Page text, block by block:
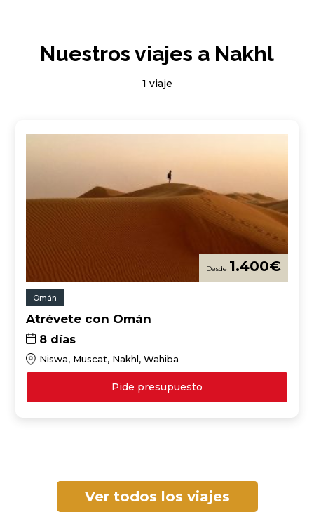
Nuestros viajes a Nakhl
1 viaje
1.400€
Omán
Atrévete con Omán
8 días
Niswa, Muscat, Nakhl, Wahiba
Pide presupuesto
Ver todos los viajes